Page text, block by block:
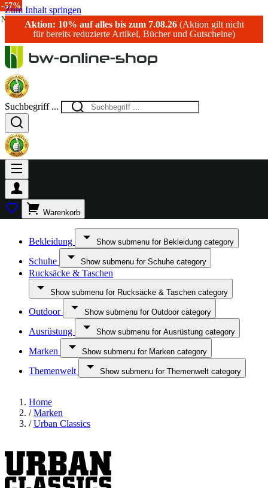
Zum Inhalt springen
Aktion: 10% auf alles bis zum 7.08.26(Aktion gilt nicht
für bereits reduzierte Artikel, Bücher und Gutscheine)
Suchbegriff ...
Warenkorb
Bekleidung Show submenu for Bekleidung category
Schuhe Show submenu for Schuhe category
Rucksäcke & Taschen
Show submenu for Rucksäcke & Taschen category
Outdoor Show submenu for Outdoor category
Ausrüstung Show submenu for Ausrüstung category
Marken Show submenu for Marken category
Themenwelt Show submenu for Themenwelt category
Home
/ Marken
/ Urban Classics
-25%
NEU!
-67%
-56%
-57%